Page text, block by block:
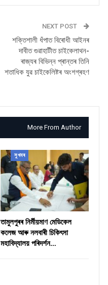
NEXT POST
শক্তিশালী ধঁপাত বিৰোধী আইনৰ
দাবীত গুৱাহাটীত চাইকেলাথন-
ৰাজ্যৰ বিভিন্ন প্ৰান্তৰ তিনি
শতাধিক যুৱ চাইকেলিষ্টৰ অংশগ্ৰহণ
More From Author
সুখবৰ
তামুলপুৰৰ নিৰ্মীয়মাণ মেডিকেল
কলেজ আৰু নলবাৰী চিকিৎসা
মহাবিদ্যালয় পৰিদৰ্শন…